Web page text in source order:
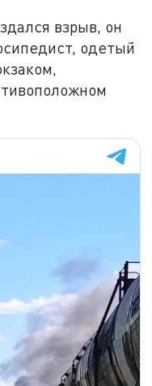
взрыв, он
одетый